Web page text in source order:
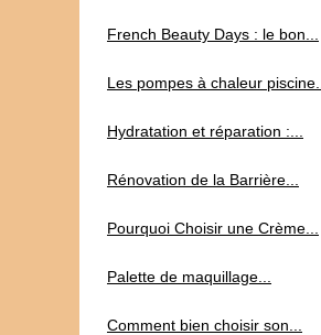
French Beauty Days : le bon...
Les pompes à chaleur piscine...
Hydratation et réparation :...
Rénovation de la Barrière...
Pourquoi Choisir une Crème...
Palette de maquillage...
Comment bien choisir son...